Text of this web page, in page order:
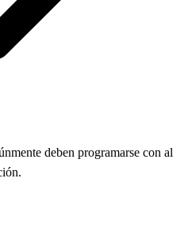
deben programarse con al